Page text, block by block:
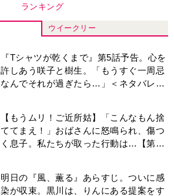
ランキング
ウイークリー
『Tシャツが乾くまで』第5話予告。心を
許しあう咲子と樹生。「もうすぐ一周忌
なんでそれが過ぎたら…」＜ネタバレあ
【もうムリ！ご近所姑】「こんなもん捨
ててまえ！」おばさんに怒鳴られ、傷つ
く息子。私たちが取った行動は…【第3
明日の『風、薫る』あらすじ。ついに感
染が収束。黒川は、りんにある提案をす